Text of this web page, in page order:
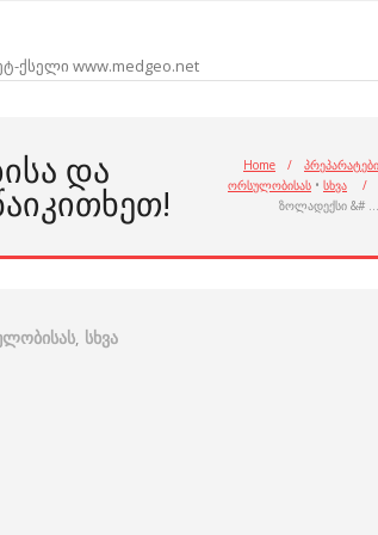
ქსელი www.medgeo.net
ᲓᲐ Home /
პრეპარატები
ორსულობისას • სხვა
/
ზოლადექსი &# …
, სხვა